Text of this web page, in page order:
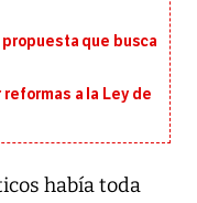
que busca
a la Ley de
había toda